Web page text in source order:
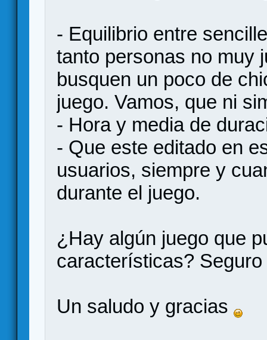
- Equilibrio entre
tanto personas no muy
busquen un poco de
juego. Vamos, que ni
- Hora y media de
- Que este editado en
usuarios, siempre y
durante el juego.
¿Hay algún juego que
características?
Un saludo y gracias